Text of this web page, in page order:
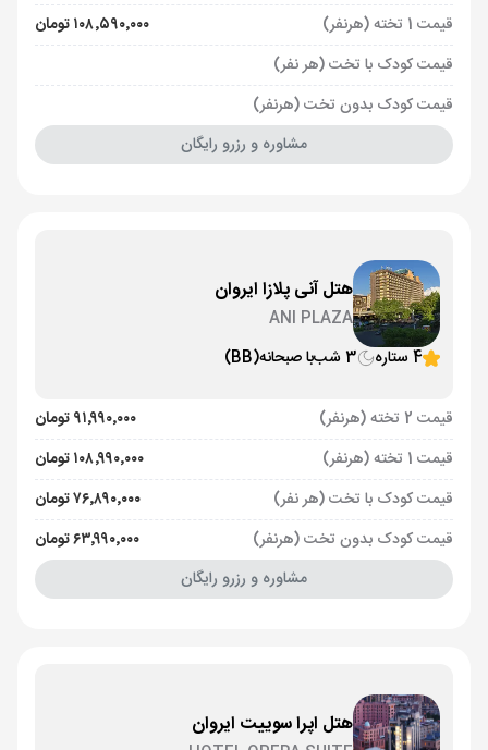
قیمت 1 تخته (هرنفر)
۱۰۸٬۵۹۰٬۰۰۰ تومان
قیمت کودک با تخت (هر نفر)
قیمت کودک بدون تخت (هرنفر)
مشاوره و رزرو رایگان
هتل آنی پلازا ایروان
ANI PLAZA
4 ستاره
3 شب با صبحانه(BB)
قیمت 2 تخته (هرنفر)
۹۱٬۹۹۰٬۰۰۰ تومان
قیمت 1 تخته (هرنفر)
۱۰۸٬۹۹۰٬۰۰۰ تومان
قیمت کودک با تخت (هر نفر)
۷۶٬۸۹۰٬۰۰۰ تومان
قیمت کودک بدون تخت (هرنفر)
۶۳٬۹۹۰٬۰۰۰ تومان
مشاوره و رزرو رایگان
هتل اپرا سوییت ایروان